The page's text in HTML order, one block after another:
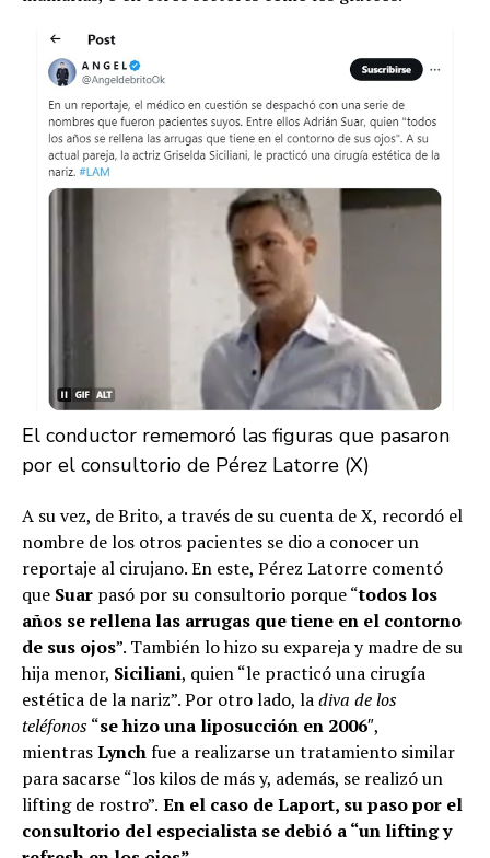
El conductor rememoró las figuras que pasaron
por el consultorio de Pérez Latorre (X)
A su vez, de Brito, a través de su cuenta de X, recordó el
nombre de los otros pacientes se dio a conocer un
reportaje al cirujano. En este, Pérez Latorre comentó
que Suar pasó por su consultorio porque “todos los
años se rellena las arrugas que tiene en el contorno
de sus ojos”. También lo hizo su expareja y madre de su
hija menor, Siciliani, quien “le practicó una cirugía
estética de la nariz”. Por otro lado, ladiva de los
teléfonos“se hizo una liposucción en 2006″,
mientrasLynchfue a realizarse un tratamiento similar
para sacarse “los kilos de más y, además, se realizó un
lifting de rostro”. En el caso de Laport, su paso por el
consultorio del especialista se debió a “un lifting y